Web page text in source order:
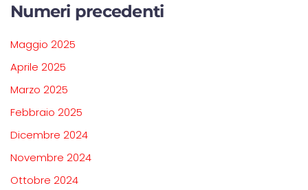
Numeri precedenti
Maggio 2025
Aprile 2025
Marzo 2025
Febbraio 2025
Dicembre 2024
Novembre 2024
Ottobre 2024